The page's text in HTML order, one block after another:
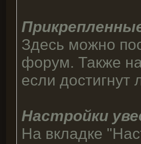
Здесь можно
форум. Также
если
Настройки
На вкладке